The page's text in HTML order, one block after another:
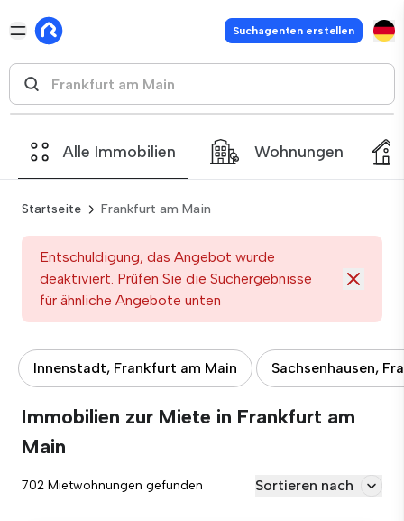
Suchagenten erstellen
Alle Immobilien Wohnungen
Startseite Frankfurt am Main
Entschuldigung, das Angebot wurde
deaktiviert. Prüfen Sie die Suchergebnisse
für ähnliche Angebote unten
Innenstadt, Frankfurt am Main Sachsenhausen,
Immobilien zur Miete in Frankfurt am
Main
702 Mietwohnungen gefunden Sortieren nach